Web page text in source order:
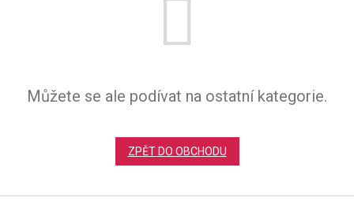
Můžete se ale podívat na ostatní kategorie.
ZPĚT DO OBCHODU